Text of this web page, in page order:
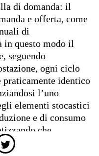
di domanda: il
e offerta, come
di
in questo modo il
seguendo
ogni ciclo
identico
l’uno
elementi stocastici
e di consumo
che
segua